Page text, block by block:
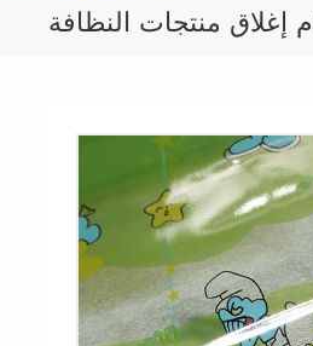
إغلاق منتجات النظافة